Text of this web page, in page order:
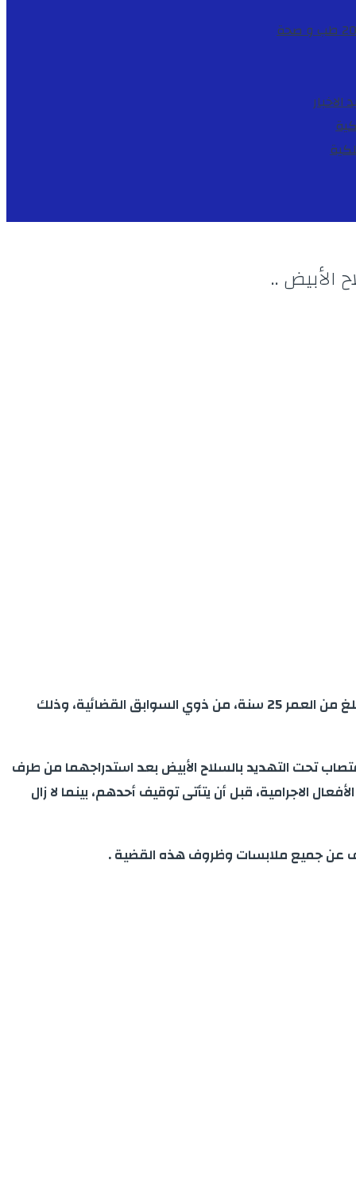
طب و صحة
الاخبار
الأبيض ..
عملت فرقة الشرطة القضائية التابعة للمنطقة الإقليمية للأمن ببرشيد، مساء أمس الجمعة 12 يوليوز على اعتقال شخص يبلغ من العمر 25 سنة، من ذوي السوابق القضائية، وذلك
تحت التهديد بالسلاح الأبيض بعد استدراجهما من طرف
الاجرامية، قبل أن يتأتى توقيف أحدهم، بينما لا زال
عن جميع ملابسات وظروف هذه القضية .